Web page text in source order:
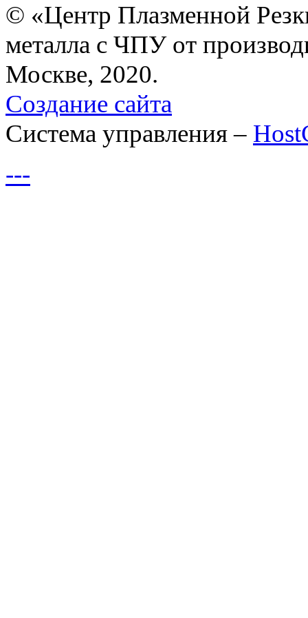
© «Центр Плазменной
металла с ЧПУ от
Москве, 2020.
Создание сайта
Система управления –
---